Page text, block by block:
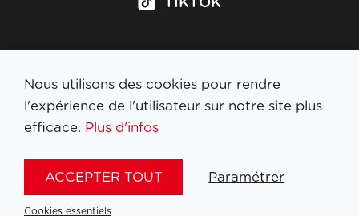
TIKTOK
S'inscrire à la newsletter
Nous utilisons des cookies pour rendre
l'expérience de l'utilisateur sur notre site plus
efficace. Plus d'infos
ACCEPTER TOUT Paramétrer
Cookies essentiels